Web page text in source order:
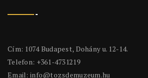
Cím: 1074 Budapest, Dohány u. 12-14.
Telefon: +361-4731219
Email: info@tozsdemuzeum.hu